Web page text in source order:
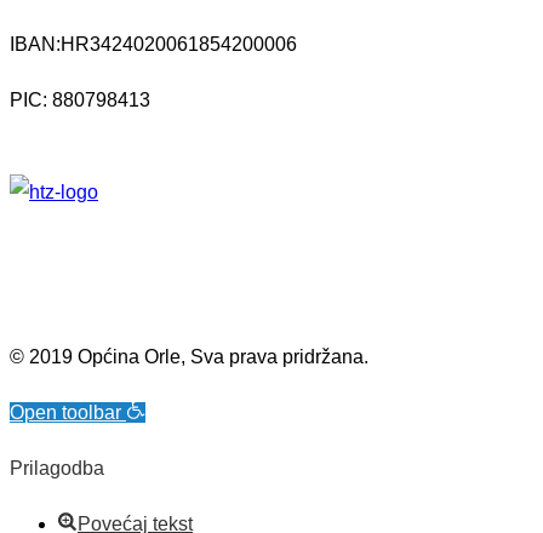
IBAN:HR3424020061854200006
PIC: 880798413
© 2019 Općina Orle, Sva prava pridržana.
Open toolbar
Prilagodba
Povećaj tekst